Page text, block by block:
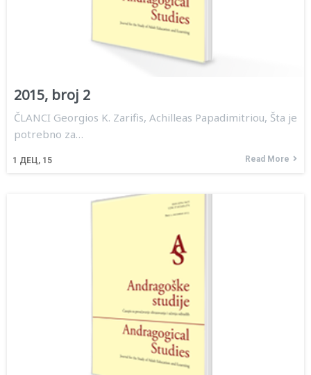
2015, broj 2
1 ДЕЦ, 15
ČLANCI Georgios K. Zarifis, Achilleas Papadimitriou, Šta je
potrebno za…
Read More